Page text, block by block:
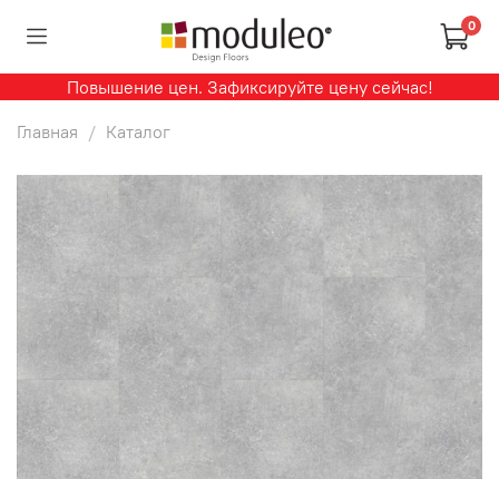
0
Повышение цен. Зафиксируйте цену сейчас!
Главная
Каталог